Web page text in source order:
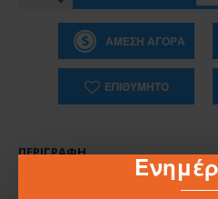
ΆΜΕΣΗ ΑΓΟΡΆ
ΕΠΙΘΥΜΗΤΌ
ΠΕΡΙΓΡΑΦΉ
COLLECTA ΔΕΙΝΟΣΑΥΡΟΙ